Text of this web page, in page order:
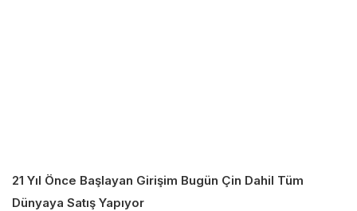
21 Yıl Önce Başlayan Girişim Bugün Çin Dahil Tüm
Dünyaya Satış Yapıyor